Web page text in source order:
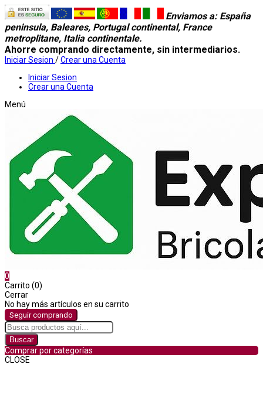
Enviamos a: España
peninsula, Baleares, Portugal continental, France
metroplitane, Italia continentale.
Ahorre comprando directamente, sin intermediarios.
Iniciar Sesion /Crear una Cuenta
Iniciar Sesion
Crear una Cuenta
Menú
0
Carrito (0)
Cerrar
No hay más artículos en su carrito
Seguir comprando
Buscar
Comprar por categorías
CLOSE